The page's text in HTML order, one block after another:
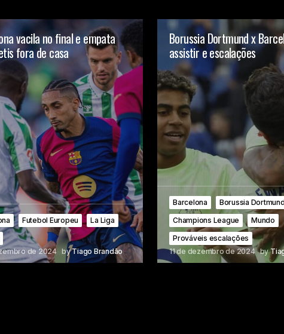
vacila no final e empata
fora de casa
Futebol Europeu
La Liga
de 2024 byTiago Brandão
Borussia Dortmund x
assistir e escalações
Barcelona
Borussia
Champions League
Mundo
Prováveis escalações
11 de dezembro de 2024 by